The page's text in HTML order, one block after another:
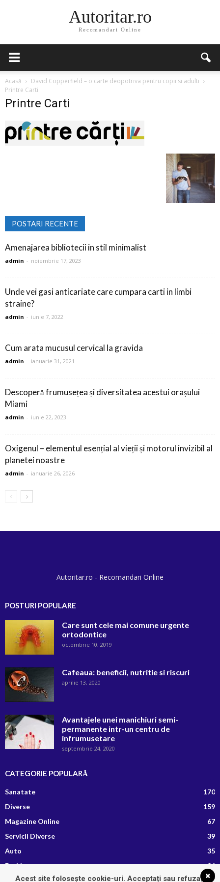
Autoritar.ro
Recomandari Online
Acasă
David Copperfield – o carte deopotriva pentru copii si adulti
Printre Carti
Printre Carti
POSTARI RECENTE
Amenajarea bibliotecii in stil minimalist
admin - noiembrie 17, 2023
Unde vei gasi anticariate care cumpara carti in limbi
straine?
admin - iunie 7, 2022
Cum arata mucusul cervical la gravida
admin - ianuarie 31, 2021
Descoperă frumusețea și diversitatea acestui orașului
Miami
admin - iunie 22, 2023
Oxigenul – elementul esențial al vieții și motorul invizibil al
planetei noastre
admin - ianuarie 26, 2026
Autoritar.ro - Recomandari Online
POSTURI POPULARE
Care sunt cele mai comune urgente
ortodontice
octombrie 10, 2019
Cafeaua: beneficii, nutritie si riscuri
aprilie 13, 2020
Avantajele unei manichiuri semi-
permanente intr-un centru de
infrumusetare
septembrie 24, 2020
CATEGORIE POPULARĂ
Sanatate
170
Diverse
159
Magazine Online
67
Servicii Diverse
39
Auto
35
Fashion
26
Afaceri si Finante
13
Acest site folosește cookie-uri. Acceptați sau refuzați